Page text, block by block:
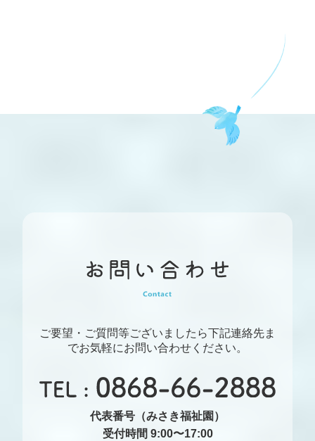
ご要望・ご質問等ございましたら下記連絡先ま
でお気軽にお問い合わせください。
代表番号（みさき福祉園）
受付時間 9:00〜17:00